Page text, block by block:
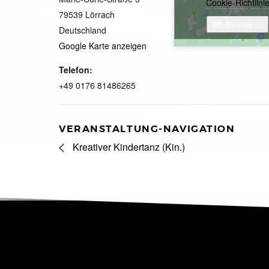
79539 Lörrach
Deutschland
Google Karte anzeigen
Telefon:
+49 0176 81486265
Cookie-Richtlinie
VERANSTALTUNG-NAVIGATION
Kreativer Kindertanz (Kin.)